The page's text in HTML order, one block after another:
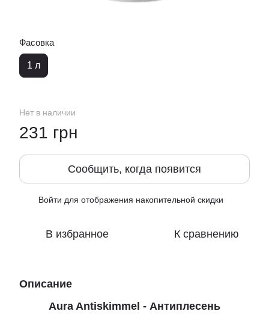
Фасовка
1 л
Нет в наличии
231 грн
Сообщить, когда появится
Войти для отображения накопительной скидки
В избранное К сравнению
Описание
Aura Antiskimmel - Антиплесень